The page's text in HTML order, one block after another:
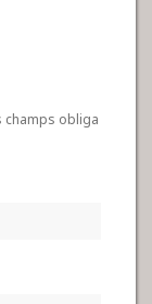
champs obliga